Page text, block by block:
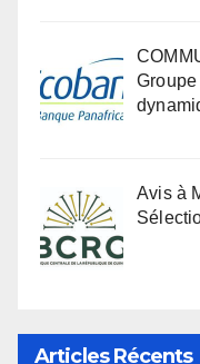
Avis à
Articles Récents